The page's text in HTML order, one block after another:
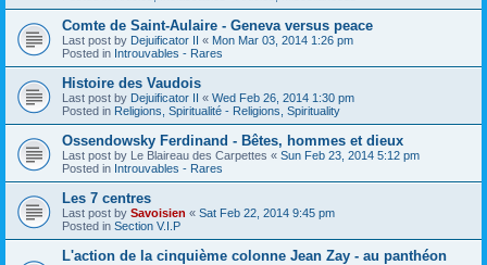
Comte de Saint-Aulaire - Geneva versus peace
Last post by Dejuificator II « Mon Mar 03, 2014 1:26 pm
Posted in Introuvables - Rares
Histoire des Vaudois
Last post by Dejuificator II « Wed Feb 26, 2014 1:30 pm
Posted in Religions, Spiritualité - Religions, Spirituality
Ossendowsky Ferdinand - Bêtes, hommes et dieux
Last post by Le Blaireau des Carpettes « Sun Feb 23, 2014 5:12 pm
Posted in Introuvables - Rares
Les 7 centres
Last post by Savoisien « Sat Feb 22, 2014 9:45 pm
Posted in Section V.I.P
L'action de la cinquième colonne Jean Zay - au panthéon